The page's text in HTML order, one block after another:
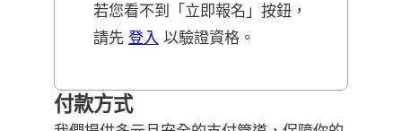
若您看不到「立即報名」按鈕，
請先 登入 以驗證資格。
付款方式